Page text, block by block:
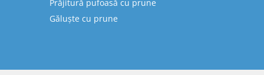
Prăjitură pufoasă cu prune
Găluște cu prune